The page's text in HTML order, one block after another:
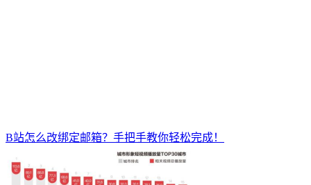
B站怎么改绑定邮箱？手把手教你轻松完成！